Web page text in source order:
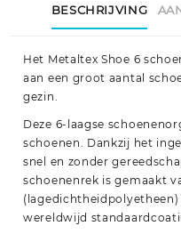
BESCHRIJVING
Het Metaltex Shoe 6
aan een groot aantal
gezin.
Deze 6-laagse
schoenen. Dankzij het
snel en zonder
schoenenrek is gemaakt
wereldwijd